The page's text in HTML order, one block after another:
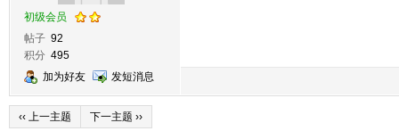
初级会员
帖子 92
积分 495
加为好友
发短消息
‹‹ 上一主题 下一主题 ››